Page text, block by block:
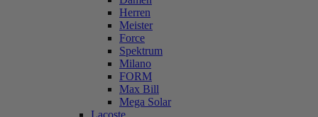
Herren
Meister
Force
Spektrum
Milano
FORM
Max Bill
Mega Solar
Lacoste